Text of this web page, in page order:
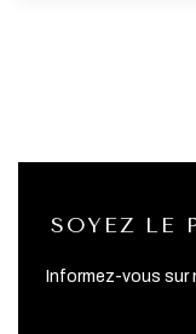
SOYEZ LE
Informez-vous sur